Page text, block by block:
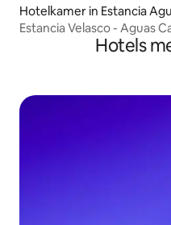
Hotelkamer in Estancia
Estancia Velasco - Aguas
Hotels